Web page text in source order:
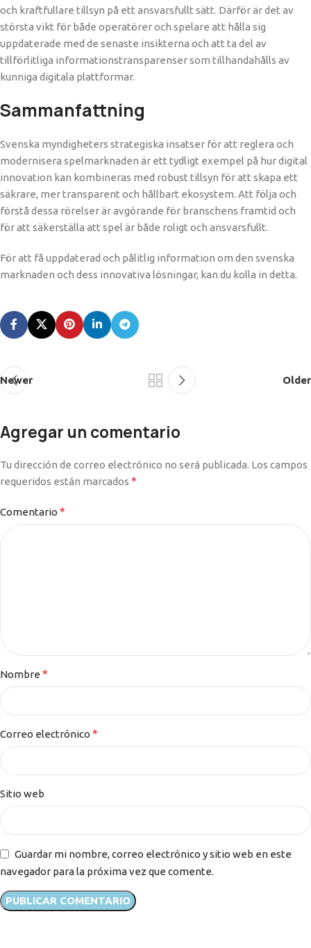
och kraftfullare tillsyn på ett ansvarsfullt sätt. Därför är det av
största vikt för både operatörer och spelare att hålla sig
uppdaterade med de senaste insikterna och att ta del av
tillförlitliga informationstransparenser som tillhandahålls av
kunniga digitala plattformar.
Sammanfattning
Svenska myndigheters strategiska insatser för att reglera och
modernisera spelmarknaden är ett tydligt exempel på hur digital
innovation kan kombineras med robust tillsyn för att skapa ett
säkrare, mer transparent och hållbart ekosystem. Att följa och
förstå dessa rörelser är avgörande för branschens framtid och
för att säkerställa att spel är både roligt och ansvarsfullt.
För att få uppdaterad och pålitlig information om den svenska
marknaden och dess innovativa lösningar, kan du kolla in detta.
Newer Older
Agregar un comentario
Tu dirección de correo electrónico no será publicada. Los campos
requeridos están marcados *
Comentario *
Nombre *
Correo electrónico *
Sitio web
Guardar mi nombre, correo electrónico y sitio web en este
navegador para la próxima vez que comente.